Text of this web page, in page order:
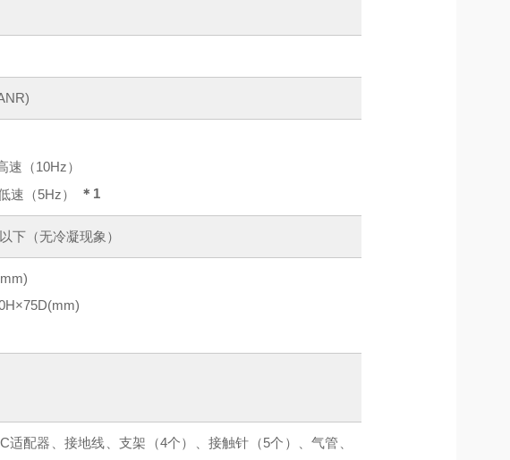
速（10Hz）
速（5Hz）
＊1
下（无冷凝现象）
适配器、接地线、支架（4个）、接触针（5个）、气管、